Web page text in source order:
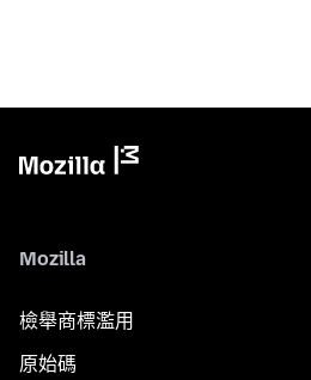
Mozilla
檢舉商標濫用
原始碼